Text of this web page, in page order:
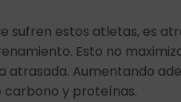
sufren estos atletas, es
Esto no
atrasada. Aumentando
carbono y proteínas.